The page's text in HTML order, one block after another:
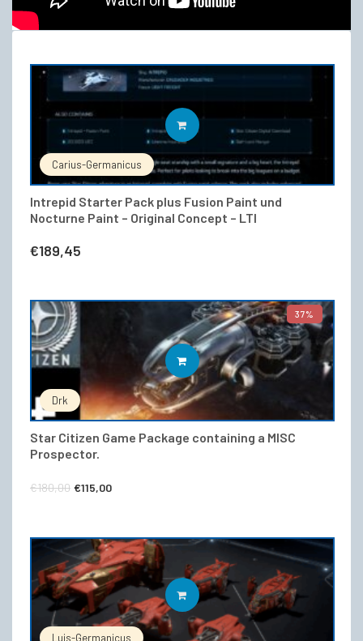
Carius-Germanicus
Intrepid Starter Pack plus Fusion Paint und
Nocturne Paint – Original Concept – LTI
€189,45
IN DEN WARENKORB
37%
Drk
Star Citizen Game Package containing a MISC
Prospector.
€180,00 Ursprünglicher
war:
€180,00
€115,00
ist:
€115,00.
WEITERLESEN
Luis-Germanicus
IN DEN WARENKORB